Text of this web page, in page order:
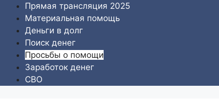
Перейти
содержимому
Прямая трансляция 2025
Материальная помощь
Деньги в долг
Поиск денег
Просьбы о помощи
Заработок денег
СВО